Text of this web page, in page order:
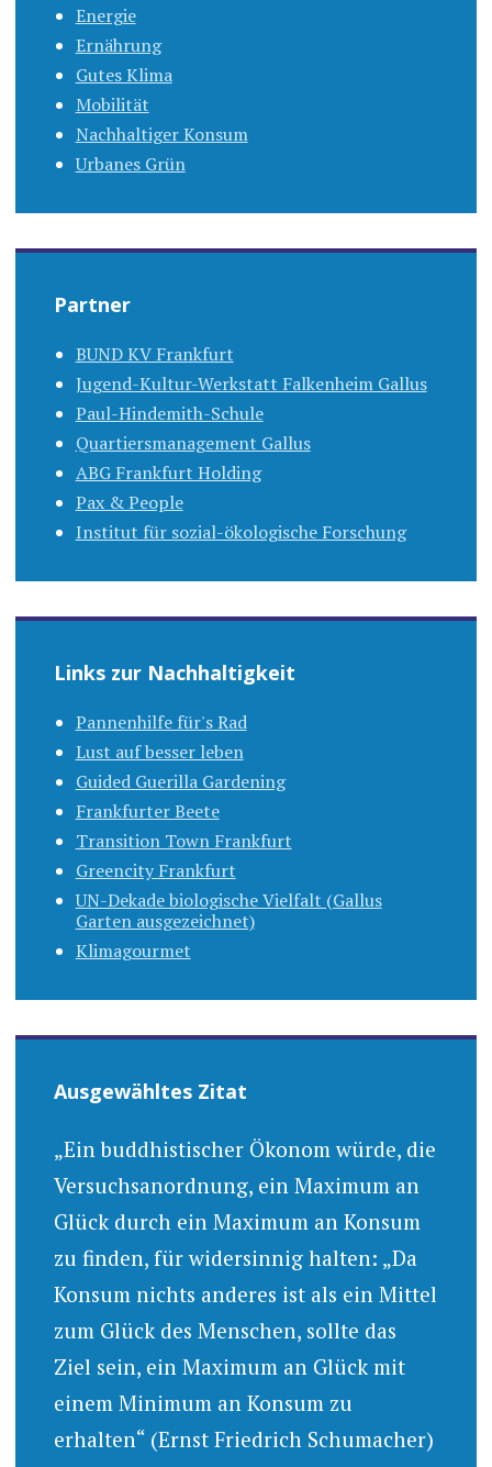
Energie
Ernährung
Gutes Klima
Mobilität
Nachhaltiger Konsum
Urbanes Grün
Partner
BUND KV Frankfurt
Jugend-Kultur-Werkstatt Falkenheim Gallus
Paul-Hindemith-Schule
Quartiersmanagement Gallus
ABG Frankfurt Holding
Pax & People
Institut für sozial-ökologische Forschung
Links zur Nachhaltigkeit
Pannenhilfe für's Rad
Lust auf besser leben
Guided Guerilla Gardening
Frankfurter Beete
Transition Town Frankfurt
Greencity Frankfurt
UN-Dekade biologische Vielfalt (Gallus
Garten ausgezeichnet)
Klimagourmet
Ausgewähltes Zitat
„Ein buddhistischer Ökonom würde, die
Versuchsanordnung, ein Maximum an
Glück durch ein Maximum an Konsum
zu finden, für widersinnig halten: „Da
Konsum nichts anderes ist als ein Mittel
zum Glück des Menschen, sollte das
Ziel sein, ein Maximum an Glück mit
einem Minimum an Konsum zu
erhalten“ (Ernst Friedrich Schumacher)